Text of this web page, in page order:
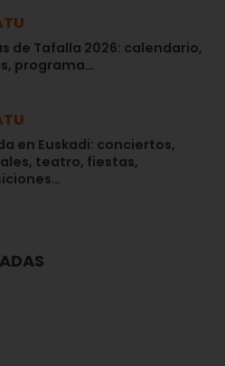
de Tafalla 2026: calendario,
programa…
en Euskadi: conciertos,
teatro, fiestas,